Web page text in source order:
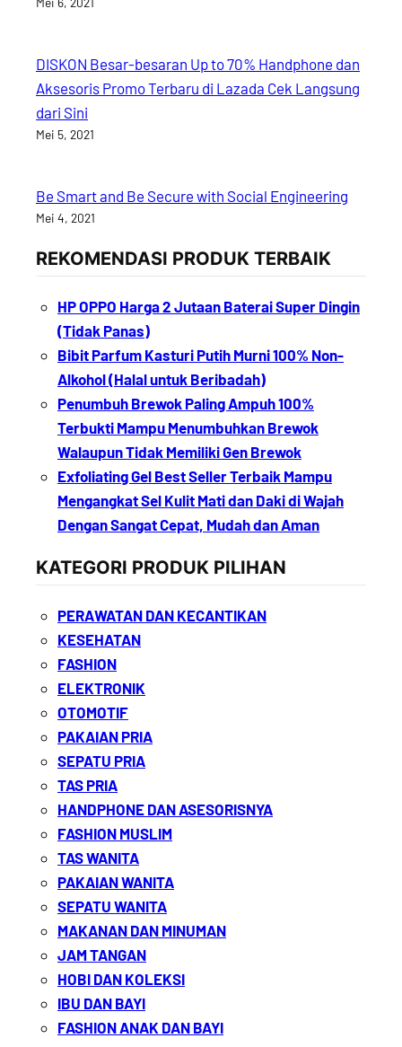
DISKON Besar-besaran Up to 70% Handphone dan
Aksesoris Promo Terbaru di Lazada Cek Langsung
dari Sini
Mei 5, 2021
Be Smart and Be Secure with Social Engineering
Mei 4, 2021
REKOMENDASI PRODUK TERBAIK
HP OPPO Harga 2 Jutaan Baterai Super Dingin
(Tidak Panas)
Bibit Parfum Kasturi Putih Murni 100% Non-
Alkohol (Halal untuk Beribadah)
Penumbuh Brewok Paling Ampuh 100%
Terbukti Mampu Menumbuhkan Brewok
Walaupun Tidak Memiliki Gen Brewok
Exfoliating Gel Best Seller Terbaik Mampu
Mengangkat Sel Kulit Mati dan Daki di Wajah
Dengan Sangat Cepat, Mudah dan Aman
KATEGORI PRODUK PILIHAN
PERAWATAN DAN KECANTIKAN
KESEHATAN
FASHION
ELEKTRONIK
OTOMOTIF
PAKAIAN PRIA
SEPATU PRIA
TAS PRIA
HANDPHONE DAN ASESORISNYA
FASHION MUSLIM
TAS WANITA
PAKAIAN WANITA
SEPATU WANITA
MAKANAN DAN MINUMAN
JAM TANGAN
HOBI DAN KOLEKSI
IBU DAN BAYI
FASHION ANAK DAN BAYI